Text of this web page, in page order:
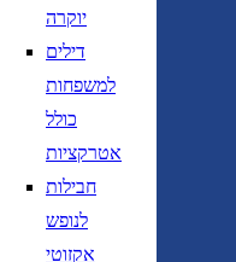
יוקרה
דילים
למשפחות
כולל
אטרקציות
חבילות
לנופש
אקזוטי